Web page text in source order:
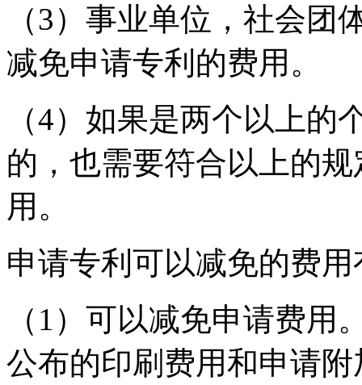
（3）事业单位，社会
减免申请专利的费用。
（4）如果是两个以上
的，也需要符合以上的
用。
申请专利可以减免的费用
（1）可以减免申请费
公布的印刷费用和申请